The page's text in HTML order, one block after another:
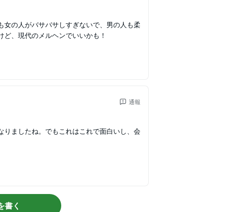
の人がバサバサしすぎないで、男の人も柔
、現代のメルヘンでいいかも！
通報
ましたね。でもこれはこれで面白いし、会
書く